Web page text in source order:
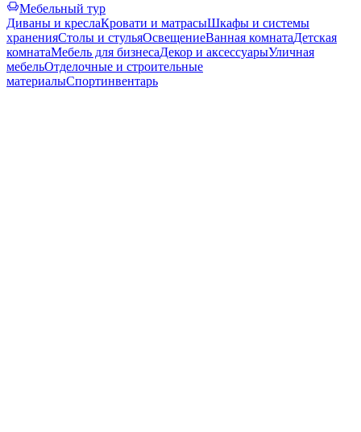
Мебельный тур
Диваны и креслаКровати и матрасыШкафы и системы
храненияСтолы и стульяОсвещениеВанная комнатаДетская
комнатаМебель для бизнесаДекор и аксессуарыУличная
мебельОтделочные и строительные
материалыСпортинвентарь